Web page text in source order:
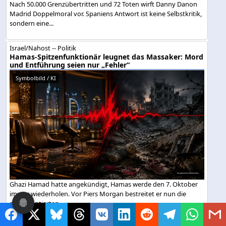
Nach 50.000 Grenzübertritten und 72 Toten wirft Danny Danon
Madrid Doppelmoral vor. Spaniens Antwort ist keine Selbstkritik,
sondern eine...
Israel/Nahost -- Politik
Hamas-Spitzenfunktionär leugnet das Massaker: Mord
und Entführung seien nur „Fehler“
Symbolbild / KI
Ghazi Hamad hatte angekündigt, Hamas werde den 7. Oktober
immer wiederholen. Vor Piers Morgan bestreitet er nun die
dokumentierten...